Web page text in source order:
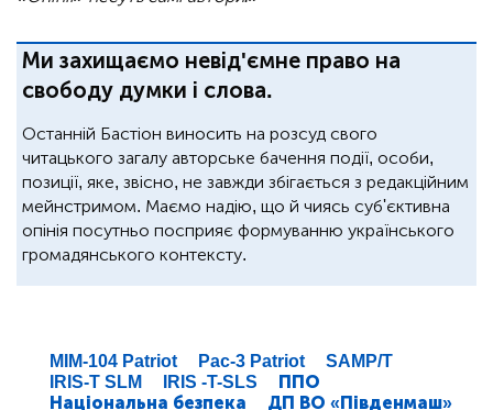
Ми захищаємо невід'ємне право на
свободу думки і слова.
Останній Бастіон виносить на розсуд свого
читацького загалу авторське бачення події, особи,
позиції, яке, звісно, не завжди збігається з редакційним
мейнстримом. Маємо надію, що й чиясь суб'єктивна
опінія посутньо посприяє формуванню українського
громадянського контексту.
MIM-104 Patriot Pac-3 Patriot
SAMP/T
IRIS-T SLM
IRIS -T-SLS
ППО
Національна безпека
ДП ВО «Південмаш»